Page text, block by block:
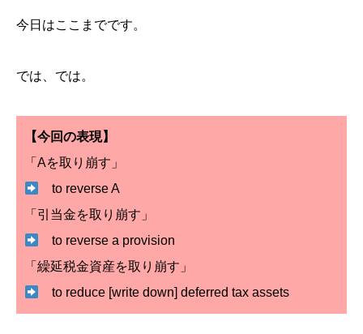
今日はここまでです。
では、では。
【今回の表現】
「Aを取り崩す」
to reverse A
「引当金を取り崩す」
to reverse a provision
「繰延税金資産を取り崩す」
to reduce [write down] deferred tax assets